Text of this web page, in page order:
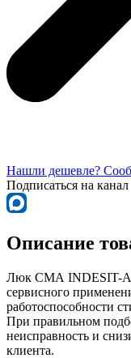
Нашли дешевле?
Подписаться на канал
Описание
Люк СМА INDESIT-
сервисного
работоспособности
При правильном
неисправность и
клиента.